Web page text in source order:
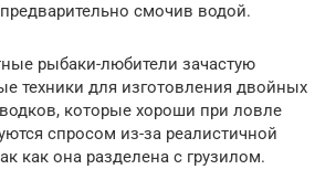
предварительно смочив водой.
рыбаки-любители зачастую
техники для изготовления двойных
которые хороши при ловле
спросом из-за реалистичной
как она разделена с грузилом.